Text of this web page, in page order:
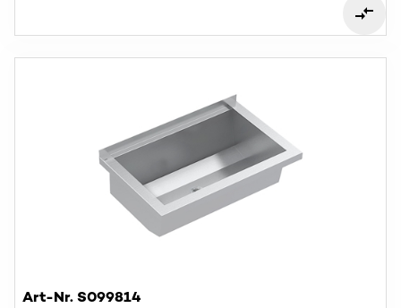
Art-Nr. S099814